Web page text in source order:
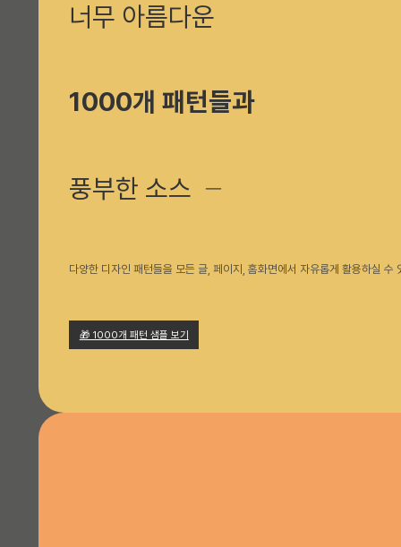
너무 아름다운
1000개 패턴들과
풍부한 소스 ─
다양한 디자인 패턴들을 모든 글, 페이지, 홈화면에서 자유롭게 활용하실 수
🎁 1000개 패턴 샘플 보기